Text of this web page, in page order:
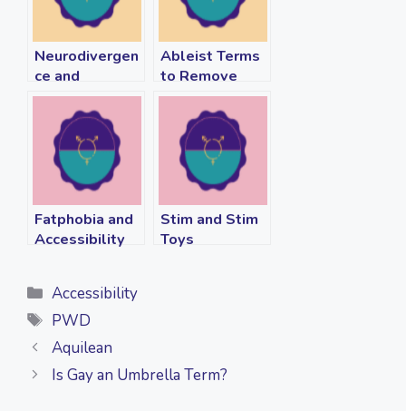
o
k
k
p
a
m
Neurodivergen
ce and
Relationships
Ableist Terms
to Remove
from Your
Vocabulary
Fatphobia and
Accessibility
Stim and Stim
Toys
Categories
Accessibility
Tags
PWD
Aquilean
Is Gay an Umbrella Term?